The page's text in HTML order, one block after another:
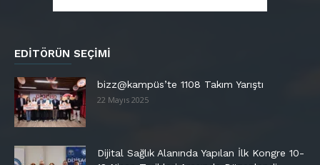
EDITÖRÜN SEÇIMI
bizz@kampüs’te 1108 Takım Yarıştı
22 Mayıs 2025
Dijital Sağlık Alanında Yapılan İlk Kongre 10-